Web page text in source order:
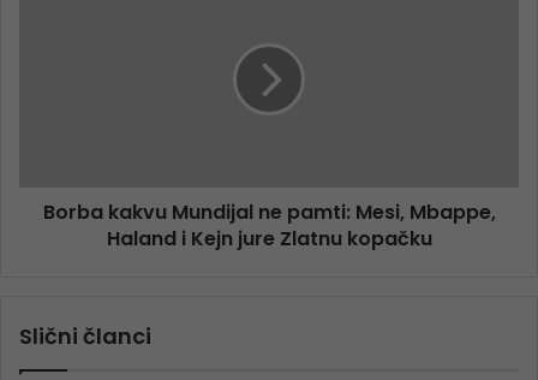
Borba kakvu Mundijal ne pamti: Mesi, Mbappe,
Haland i Kejn jure Zlatnu kopačku
Slični članci